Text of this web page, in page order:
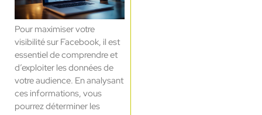
Pour maximiser votre
visibilité sur Facebook, il est
essentiel de comprendre et
d’exploiter les données de
votre audience. En analysant
ces informations, vous
pourrez déterminer les